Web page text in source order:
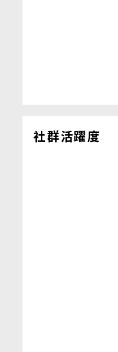
社群活躍度